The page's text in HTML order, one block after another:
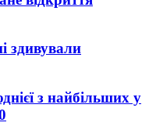
здивували
з найбільших у